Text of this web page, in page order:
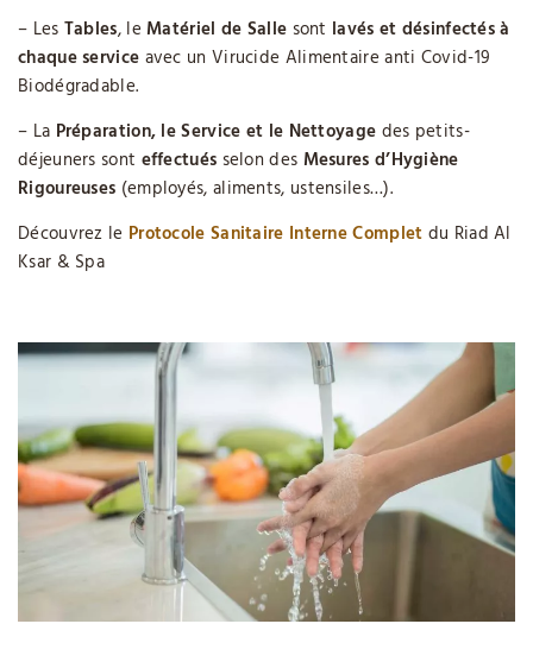
– Les Tables, le Matériel de Salle sont lavés et désinfectés à
chaque service avec un Virucide Alimentaire anti Covid-19
Biodégradable.
– La Préparation, le Service et le Nettoyage des petits-
déjeuners sont effectués selon des Mesures d’Hygiène
Rigoureuses (employés, aliments, ustensiles…).
Découvrez le Protocole Sanitaire Interne Complet du Riad Al
Ksar & Spa